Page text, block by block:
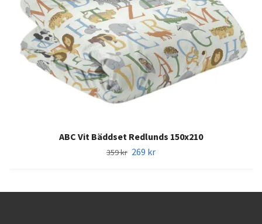
ABC Vit Bäddset Redlunds 150x210
359 kr 269 kr